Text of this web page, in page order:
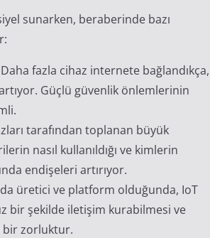
sunarken, beraberinde bazı
fazla cihaz internete bağlandıkça,
Güçlü güvenlik önlemlerinin
tarafından toplanan büyük
nasıl kullanıldığı ve kimlerin
endişeleri artırıyor.
üretici ve platform olduğunda, IoT
bir şekilde iletişim kurabilmesi ve
bir zorluktur.